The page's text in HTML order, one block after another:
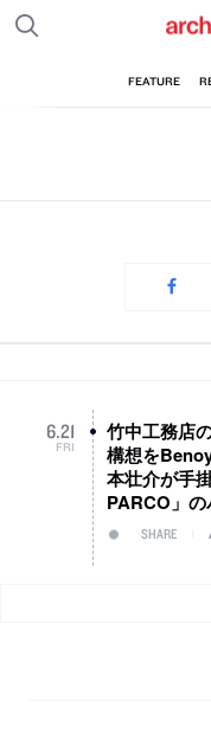
6.21
FRI
竹中工務店
構想を
本壮介が手
PARCO」
SHARE